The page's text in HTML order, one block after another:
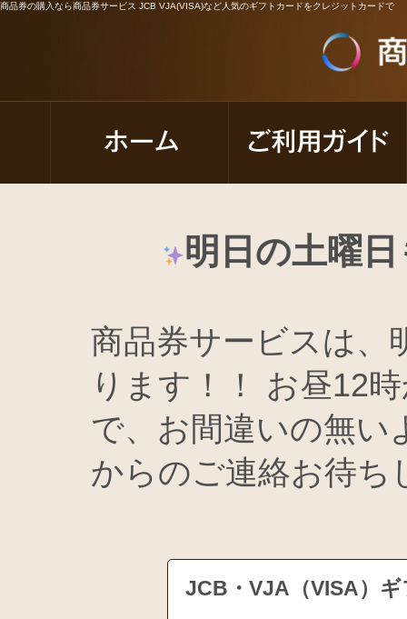
商品券の購入なら商品券サービス JCB VJA(VISA)など人気のギフトカードをクレジットカードで
明日の土曜
商品券サービスは、
ります！！ お昼12
で、お間違いの無い
からのご連絡お待ち
JCB・VJA（VISA）